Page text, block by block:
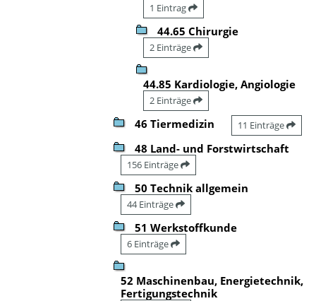
1 Eintrag
44.65 Chirurgie
2 Einträge
44.85 Kardiologie, Angiologie
2 Einträge
46 Tiermedizin 11 Einträge
48 Land- und Forstwirtschaft
156 Einträge
50 Technik allgemein
44 Einträge
51 Werkstoffkunde
6 Einträge
52 Maschinenbau, Energietechnik,
Fertigungstechnik